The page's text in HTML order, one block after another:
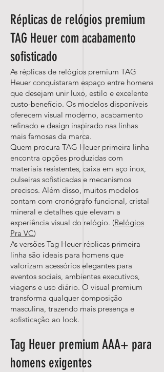
Réplicas de relógios premium
TAG Heuer com acabamento
sofisticado
As réplicas de relógios premium TAG
Heuer conquistaram espaço entre homens
que desejam unir luxo, estilo e excelente
custo-benefício. Os modelos disponíveis
oferecem visual moderno, acabamento
refinado e design inspirado nas linhas
mais famosas da marca.
Quem procura TAG Heuer primeira linha
encontra opções produzidas com
materiais resistentes, caixa em aço inox,
pulseiras sofisticadas e mecanismos
precisos. Além disso, muitos modelos
contam com cronógrafo funcional, cristal
mineral e detalhes que elevam a
experiência visual do relógio. (Relógios
Pra VC)
As versões Tag Heuer réplicas primeira
linha são ideais para homens que
valorizam acessórios elegantes para
eventos sociais, ambientes executivos,
viagens e uso diário. O visual premium
transforma qualquer composição
masculina, trazendo mais presença e
sofisticação ao look.
Tag Heuer premium AAA+ para
homens exigentes